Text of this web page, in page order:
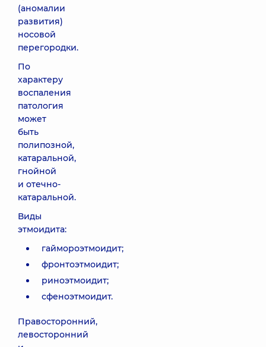
(аномалии
развития)
носовой
перегородки.
По
характеру
воспаления
патология
может
быть
полипозной,
катаральной,
гнойной
и отечно-
катаральной.
Виды
этмоидита:
гаймороэтмоидит;
фронтоэтмоидит;
риноэтмоидит;
сфеноэтмоидит.
Правосторонний,
левосторонний